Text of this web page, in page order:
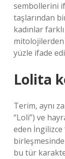
sembollerini
taşlarından
kadınlar
yüzle ifade
Lolita
Terim, aynı
“Loli”) ve
eden İngilizce
bu tür